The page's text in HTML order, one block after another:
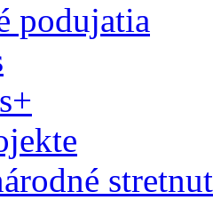
podujatia